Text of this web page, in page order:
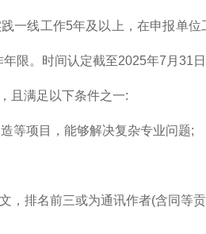
一线工作5年及以上，在申报单
限。时间认定截至2025年7月31日
且满足以下条件之一:
等项目，能够解决复杂专业问题;
，排名前三或为通讯作者(含同等贡